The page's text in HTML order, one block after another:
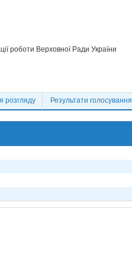
роботи Верховної Ради України
розгляду Результати голосування